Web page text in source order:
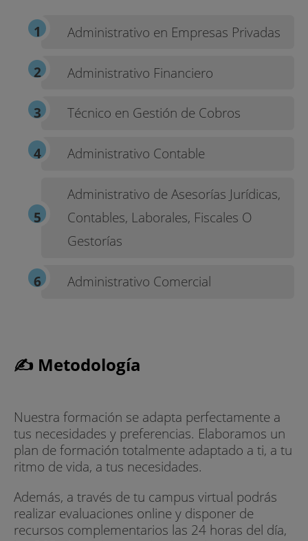
Administrativo en Empresas Privadas
Administrativo Financiero
Técnico en Gestión de Cobros
Administrativo Contable
Administrativo de Asesorías Jurídicas,
Contables, Laborales, Fiscales O
Gestorías
Administrativo Comercial
✍ Metodología
Nuestra formación se adapta perfectamente a
tus necesidades y preferencias. Elaboramos un
plan de formación totalmente adaptado a ti, a tu
ritmo de vida, a tus necesidades.
Además, a través de tu campus virtual podrás
realizar evaluaciones online y disponer de
recursos complementarios las 24 horas del día,